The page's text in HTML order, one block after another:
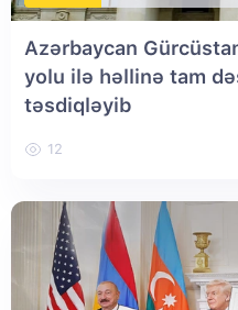
Azərbaycan
yolu ilə həllinə tam
təsdiqləyib
12